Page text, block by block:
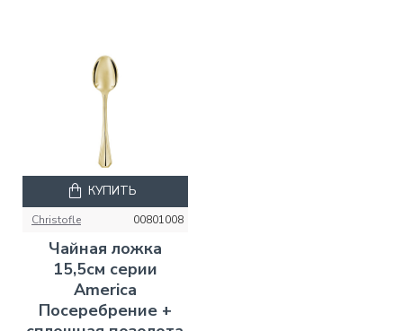
Christofle 00801008
Чайная ложка
15,5см серии
America
Посеребрение +
КУПИТЬ